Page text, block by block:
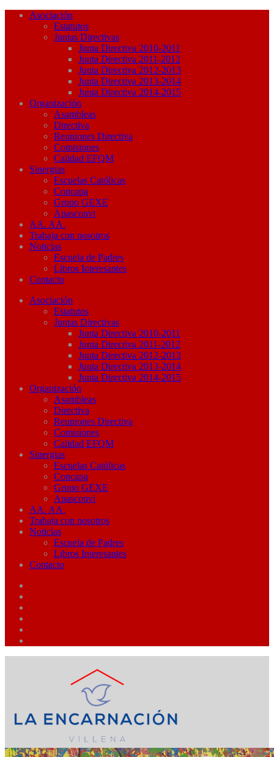
Asociación
Estatutos
Juntas Directivas
Junta Directiva 2010-2011
Junta Directiva 2011-2012
Junta Directiva 2012-2013
Junta Directiva 2013-2014
Junta Directiva 2014-2015
Organización
Asambleas
Directiva
Reuniones Directiva
Comisiones
Calidad EFQM
Sinergias
Escuelas Católicas
Concapa
Grupo GEXE
Apasconvi
AA. AA.
Trabaja con nosotros
Noticias
Escuela de Padres
Libros Interesantes
Contacto
Asociación
Estatutos
Juntas Directivas
Junta Directiva 2010-2011
Junta Directiva 2011-2012
Junta Directiva 2012-2013
Junta Directiva 2013-2014
Junta Directiva 2014-2015
Organización
Asambleas
Directiva
Reuniones Directiva
Comisiones
Calidad EFQM
Sinergias
Escuelas Católicas
Concapa
Grupo GEXE
Apasconvi
AA. AA.
Trabaja con nosotros
Noticias
Escuela de Padres
Libros Interesantes
Contacto